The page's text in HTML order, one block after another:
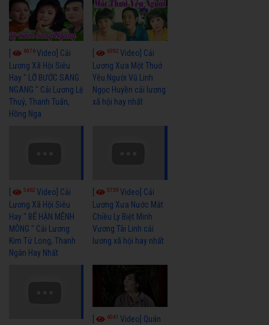
6976Video] Cải
Lương Xã Hội Siêu
Hay " LỠ BƯỚC SANG
NGANG " Cải Lương Lệ
Thuỷ, Thanh Tuấn,
Hồng Nga
6392Video] Cải
Lương Xưa Một Thuở
Yêu Người Vũ Linh
Ngọc Huyền cải lương
xã hội hay nhất
5462 Video] Cải
Lương Xã Hội Siêu
Hay " BỂ HẬN MÊNH
MÔNG " Cải Lương
Kim Tử Long, Thanh
Ngân Hay Nhất
5739Video] Cải
Lương Xưa Nước Mắt
Chiều Ly Biệt Minh
Vương Tài Linh cải
lương xã hội hay nhất
6041Video] Quán